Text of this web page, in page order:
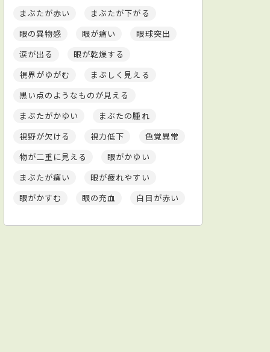
まぶたが赤い
まぶたが下がる
眼の異物感
眼が痛い
眼球突出
涙が出る
眼が乾燥する
視界がゆがむ
まぶしく見える
黒い点のようなものが見える
まぶたがかゆい
まぶたの腫れ
視野が欠ける
視力低下
色覚異常
物が二重に見える
眼がかゆい
まぶたが痛い
眼が疲れやすい
眼がかすむ
眼の充血 白目が赤い